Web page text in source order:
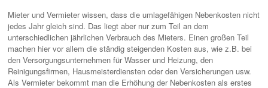
Mieter und Vermieter wissen, dass die umlagefähigen Nebenkosten nicht
jedes Jahr gleich sind. Das liegt aber nur zum Teil an dem
unterschiedlichen jährlichen Verbrauch des Mieters. Einen großen Teil
machen hier vor allem die ständig steigenden Kosten aus, wie z.B. bei
den Versorgungsunternehmen für Wasser und Heizung, den
Reinigungsfirmen, Hausmeisterdiensten oder den Versicherungen usw.
Als Vermieter bekommt man die Erhöhung der Nebenkosten als erstes